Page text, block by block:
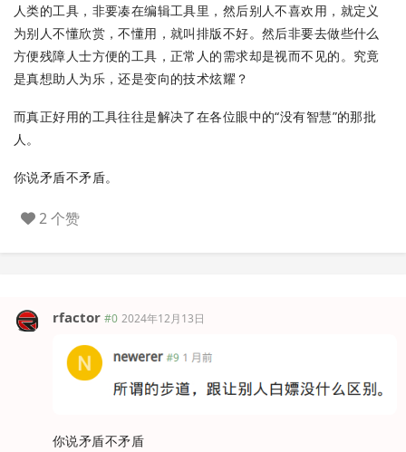
人类的工具，非要凑在编辑工具里，然后别人不喜欢用，就定义
为别人不懂欣赏，不懂用，就叫排版不好。然后非要去做些什么
方便残障人士方便的工具，正常人的需求却是视而不见的。究竟
是真想助人为乐，还是变向的技术炫耀？
而真正好用的工具往往是解决了在各位眼中的“没有智慧”的那批
人。
你说矛盾不矛盾。
2 个赞
rfactor #0 2024年12月13日
你说矛盾不矛盾